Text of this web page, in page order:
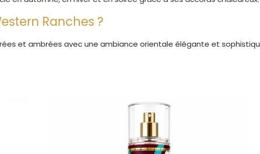
Ranches ?
et ambrées avec une ambiance orientale élégante et